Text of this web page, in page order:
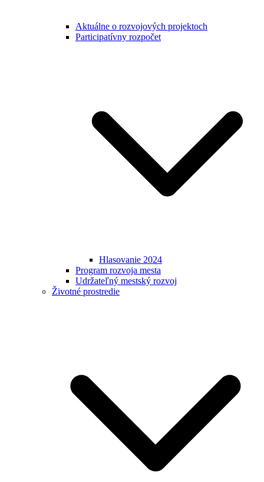
Aktuálne o rozvojových projektoch
Participatívny rozpočet
Hlasovanie 2024
Program rozvoja mesta
Udržateľný mestský rozvoj
Životné prostredie